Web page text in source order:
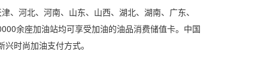
、河北、河南、山东、山西、湖北、湖南、广东、
余座加油站均可享受加油的油品消费储值卡。中国
时尚加油支付方式。